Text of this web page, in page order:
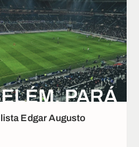
PARÁ
Edgar Augusto